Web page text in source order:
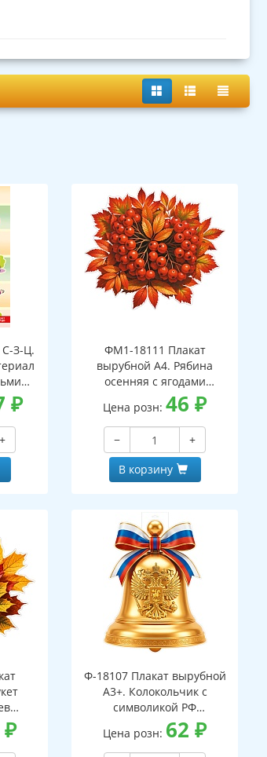
З-Ц.
2-ое
₽
+
ФМ1-18111 Плакат
вырубной А4. Рябина
осенняя с ягодами
(двухсторонний, ВД-лак)
Цена розн:46₽
−
+
В корзину
лак)
₽
Ф-18107 Плакат вырубной
А3+. Колокольчик с
символикой РФ
(двухсторонний, ВД-лак)
Цена розн: 62₽